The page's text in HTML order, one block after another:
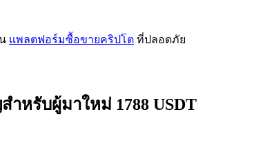
แพลตฟอร์มซื้อขายคริปโต ที่ปลอดภัย
หรับผู้มาใหม่ 1788 USDT